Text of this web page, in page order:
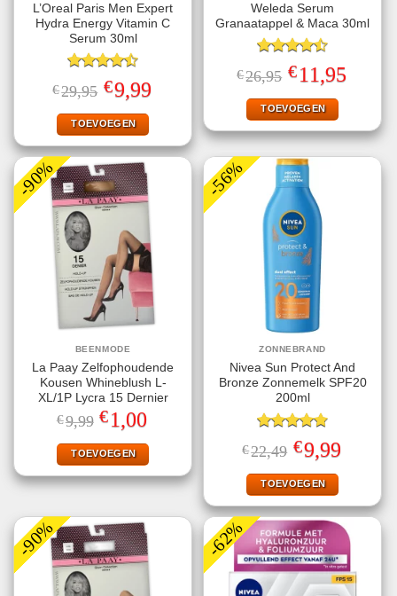
L’Oreal Paris Men Expert
Hydra Energy Vitamin C
Serum 30ml
Gewaardeerd
4.50uit 5
€29,95 Oorspronkelijke
prijs
was:
€29,95.
€9,99Huidige
prijs
TOEVOEGEN
Weleda Serum
Granaatappel & Maca 30ml
Gewaardeerd
4.50uit 5
€26,95 Oorspronkelijke
prijs
was:
€26,95.
€11,95prijs
TOEVOEGEN
-90%
BEENMODE
La Paay Zelfophoudende
Kousen Whineblush L-
XL/1P Lycra 15 Dernier
€9,99 Oorspronkelijke
prijs
was:
€9,99.
€1,00
is:
€1,00.
TOEVOEGEN
-56%
ZONNEBRAND
Nivea Sun Protect And
Bronze Zonnemelk SPF20
200ml
Gewaardeerd
4.78uit 5
€22,49 Oorspronkelijke
prijs
was:
€22,49.
€9,99Huidige
prijs
TOEVOEGEN
-90% -62%